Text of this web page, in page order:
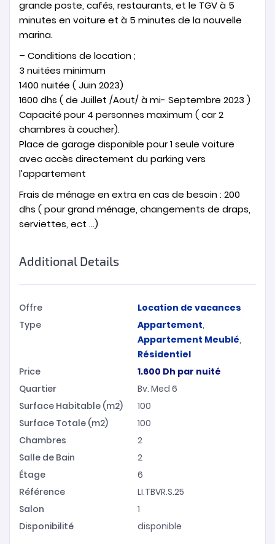
grande poste, cafés, restaurants, et le TGV à 5
minutes en voiture et à 5 minutes de la nouvelle
marina.
– Conditions de location ;
3 nuitées minimum
1400 nuitée ( Juin 2023)
1600 dhs ( de Juillet /Aout/ à mi- Septembre 2023 )
Capacité pour 4 personnes maximum ( car 2
chambres à coucher).
Place de garage disponible pour 1 seule voiture
avec accès directement du parking vers
l’appartement
Frais de ménage en extra en cas de besoin : 200
dhs ( pour grand ménage, changements de draps,
serviettes, ect …)
Additional Details
Offre
Location de vacances
Type
Appartement,
Appartement Meublé,
Résidentiel
Price
1.600 Dh par nuité
Quartier
Bv. Med 6
Surface Habitable (m2)
100
Surface Totale (m2)
100
Chambres
2
Salle de Bain
2
Étage
6
Référence
LI.TBVR.S.25
Salon
1
Disponibilité
disponible